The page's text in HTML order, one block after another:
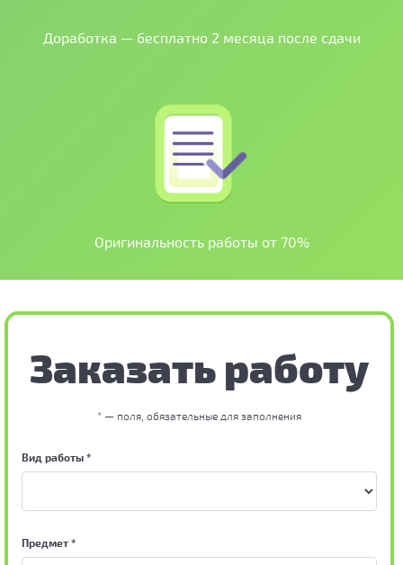
Доработка — бесплатно 2 месяца после сдачи
Оригинальность работы от 70%
Заказать работу
* — поля, обязательные для заполнения
Вид работы *
Предмет *